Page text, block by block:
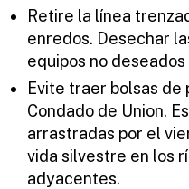
Retire la línea
enredos. Desechar
equipos no
Evite traer bolsas de
Condado de Union.
arrastradas por el
vida silvestre en los
adyacentes.